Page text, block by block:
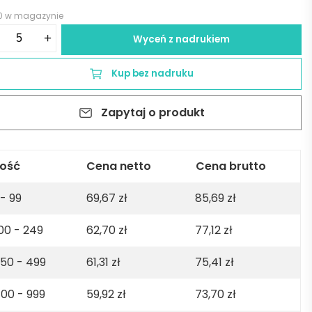
w magazynie
+ Wyceń z nadrukiem
Kup bez nadruku
Zapytaj o produkt
Cena netto
Cena brutto
- 99
69,67 zł 85,69 zł
- 249
62,70 zł 77,12 zł
- 499
61,31 zł 75,41 zł
- 999
59,92 zł 73,70 zł